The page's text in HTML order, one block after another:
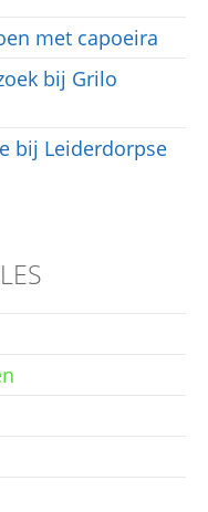
met capoeira
bij Grilo
bij Leiderdorpse